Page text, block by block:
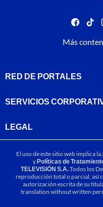
Más
RED DE PORTALES
SERVICIOS
LEGAL
El uso de este sitio web implica
yPolíticas de
TELEVISIÓN S.A.Todos los
reproducción total o parcial, así
autorización escrita de su
translation without written